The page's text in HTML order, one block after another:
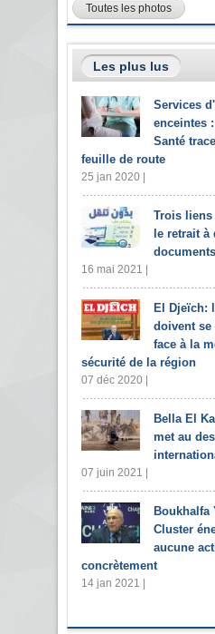
Toutes les photos
Les plus lus
Services
enceintes
Santé
feuille de route
25 jan 2020 |
Trois
le retrait à
16 mai 2021 |
El Djeïch:
doivent
face à la
sécurité de la région
07 déc 2020 |
Bella El
met au
07 juin 2021 |
Boukhalfa
Cluster
aucune
concrètement
14 jan 2021 |